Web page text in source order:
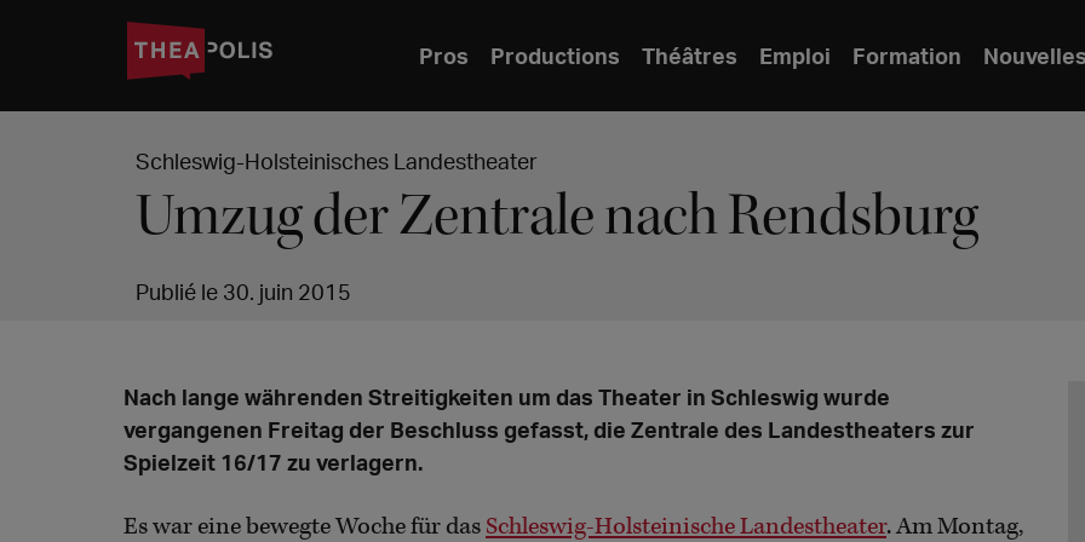
Pros Productions Théâtres Emploi Formation
Schleswig-Holsteinisches Landestheater
Umzug der Zentrale nach Rendsburg
Publié le 30. juin 2015
Nach lange währenden Streitigkeiten um das Theater in Schleswig wurde
vergangenen Freitag der Beschluss gefasst, die Zentrale des Landestheaters zur
Spielzeit 16/17 zu verlagern.
Es war eine bewegte Woche für das Schleswig-Holsteinische Landestheater. Am Montag,